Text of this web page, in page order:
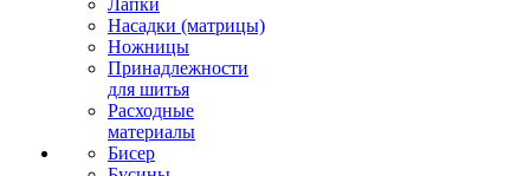
Лапки
Насадки (матрицы)
Ножницы
Принадлежности
для шитья
Расходные
материалы
Бисер